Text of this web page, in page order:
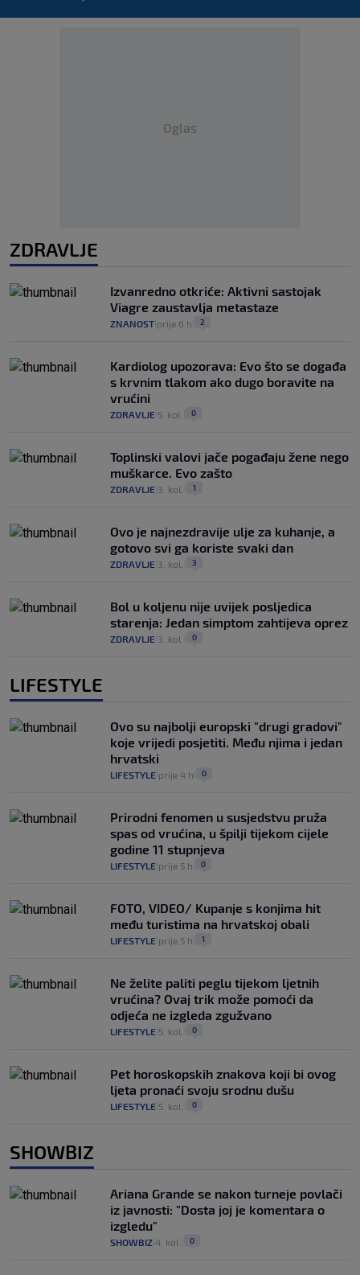
Oglas
ZDRAVLJE
Izvanredno otkriće: Aktivni sastojak
Viagre zaustavlja metastaze
ZNANOST prije 6 h 2
Kardiolog upozorava: Evo što se događa
s krvnim tlakom ako dugo boravite na
vrućini
ZDRAVLJE 5. kol. 0
Toplinski valovi jače pogađaju žene nego
muškarce. Evo zašto
ZDRAVLJE 3. kol. 1
Ovo je najnezdravije ulje za kuhanje, a
gotovo svi ga koriste svaki dan
ZDRAVLJE 3. kol. 3
Bol u koljenu nije uvijek posljedica
starenja: Jedan simptom zahtijeva oprez
ZDRAVLJE 3. kol. 0
LIFESTYLE
Ovo su najbolji europski "drugi gradovi"
koje vrijedi posjetiti. Među njima i jedan
hrvatski
LIFESTYLE prije 4 h 0
Prirodni fenomen u susjedstvu pruža
spas od vrućina, u špilji tijekom cijele
godine 11 stupnjeva
LIFESTYLE prije 5 h 0
FOTO, VIDEO/ Kupanje s konjima hit
među turistima na hrvatskoj obali
LIFESTYLE prije 5 h 1
Ne želite paliti peglu tijekom ljetnih
vrućina? Ovaj trik može pomoći da
odjeća ne izgleda zgužvano
LIFESTYLE 5. kol. 0
Pet horoskopskih znakova koji bi ovog
ljeta pronaći svoju srodnu dušu
LIFESTYLE 5. kol. 0
SHOWBIZ
Ariana Grande se nakon turneje povlači
iz javnosti: "Dosta joj je komentara o
izgledu"
SHOWBIZ 4. kol. 0